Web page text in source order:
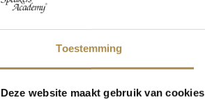
Toestemming
Deze website maakt gebruik van cookies